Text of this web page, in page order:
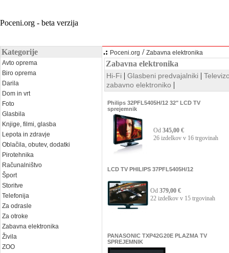
Poceni.org - beta verzija
Kategorije
Avto oprema
Biro oprema
Darila
Dom in vrt
Foto
Glasbila
Knjige, filmi, glasba
Lepota in zdravje
Oblačila, obutev, dodatki
Pirotehnika
Računalništvo
Šport
Storitve
Telefonija
Za odrasle
Za otroke
Zabavna elektronika
Živila
ZOO
.: Poceni.org / Zabavna elektronika
Zabavna elektronika
Hi-Fi | Glasbeni predvajalniki |
zabavno elektroniko |
Philips 32PFL5405H/12 32" LCD TV
sprejemnik
Od 345,00 €
26 izdelkov v 16 trgovinah
LCD TV PHILIPS 37PFL5405H/12
Od 379,00 €
22 izdelkov v 15 trgovinah
PANASONIC TXP42G20E PLAZMA TV
SPREJEMNIK